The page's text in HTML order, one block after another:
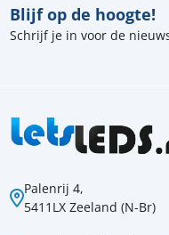
Palenrij 4,
5411LX Zeeland (N-Br)
Blijf op de hoogte!
Schrijf je in voor de